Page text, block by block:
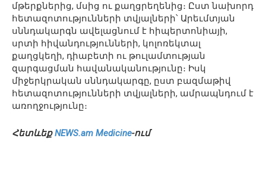
մթերքներից, մսից ու քաղցրեղենից։ Ըստ նախորդ
հետազոտությունների տվյալների՝ Արեւմտյան
սննդակարգն ավելացնում է հիպերտոնիայի,
սրտի հիվանդությունների, կոլոռեկտալ
քաղցկեղի, դիաբետի ու թուլամտության
զարգացման հավանականությունը։ Իսկ
միջերկրական սննդակարգը, ըստ բազմաթիվ
հետազոտությունների տվյալների, ամրապնդում է
առողջությունը։
ՀետևեքNEWS.am Medicine-ում